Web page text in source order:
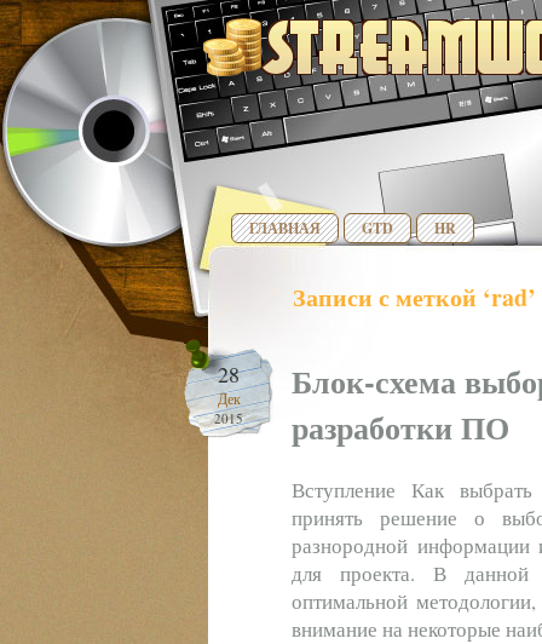
ГЛАВНАЯ GTD HR
Записи с меткой ‘rad’
28
Дек
2015
Блок-схема
разработки ПО
Вступление Как
принять решение о
разнородной
для проекта. В данной
оптимальной
внимание на некоторые